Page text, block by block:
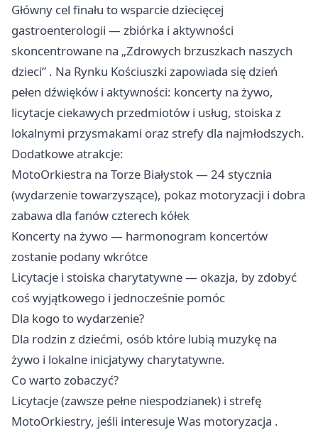
Główny cel finału to wsparcie dziecięcej
gastroenterologii — zbiórka i aktywności
skoncentrowane na „Zdrowych brzuszkach naszych
dzieci” . Na Rynku Kościuszki zapowiada się dzień
pełen dźwięków i aktywności: koncerty na żywo,
licytacje ciekawych przedmiotów i usług, stoiska z
lokalnymi przysmakami oraz strefy dla najmłodszych.
Dodatkowe atrakcje:
MotoOrkiestra na Torze Białystok — 24 stycznia
(wydarzenie towarzyszące), pokaz motoryzacji i dobra
zabawa dla fanów czterech kółek
Koncerty na żywo — harmonogram koncertów
zostanie podany wkrótce
Licytacje i stoiska charytatywne — okazja, by zdobyć
coś wyjątkowego i jednocześnie pomóc
Dla kogo to wydarzenie?
Dla rodzin z dziećmi, osób które lubią muzykę na
żywo i lokalne inicjatywy charytatywne.
Co warto zobaczyć?
Licytacje (zawsze pełne niespodzianek) i strefę
MotoOrkiestry, jeśli interesuje Was motoryzacja .